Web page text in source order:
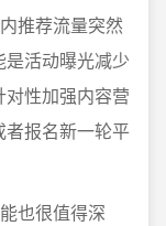
推荐流量突然
活动曝光减少
性加强内容营
报名新一轮平
也很值得深